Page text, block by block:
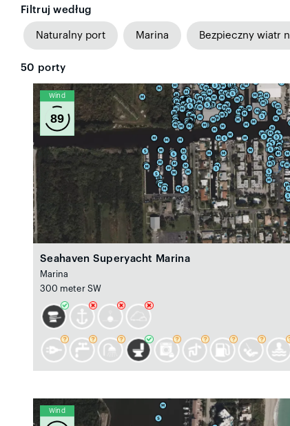
Filtruj według
Naturalny port Marina Bezpieczny wiatr
50 porty
Wind
89
Seahaven Superyacht Marina
Marina
300 meter SW
Wind